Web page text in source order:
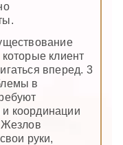
клиент
вперед. 3
в
координации
Жезлов
руки,